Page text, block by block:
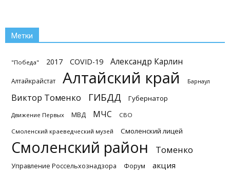
Метки
"Победа" 2017 COVID-19 Александр Карлин
Алтайкрайстат Алтайский край Барнаул
Виктор Томенко ГИБДД Губернатор
Движение Первых МВД МЧС СВО
Смоленский краеведческий музей Смоленский лицей
Смоленский район Томенко
Управление Россельхознадзора Форум акция